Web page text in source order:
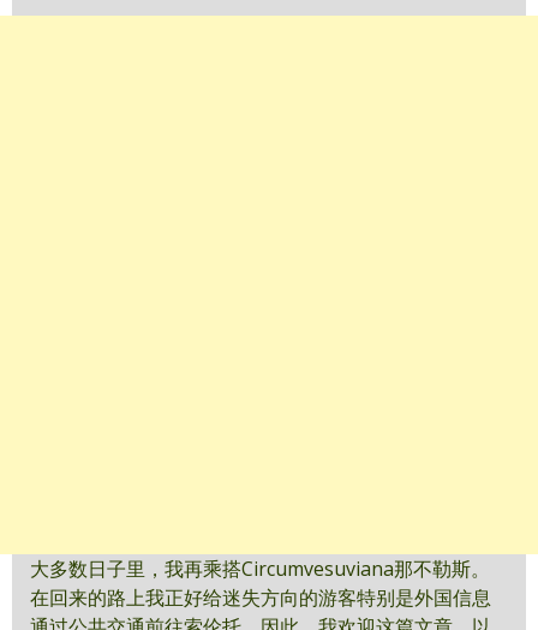
大多数日子里，我再乘搭Circumvesuviana那不勒斯。
在回来的路上我正好给迷失方向的游客特别是外国信息